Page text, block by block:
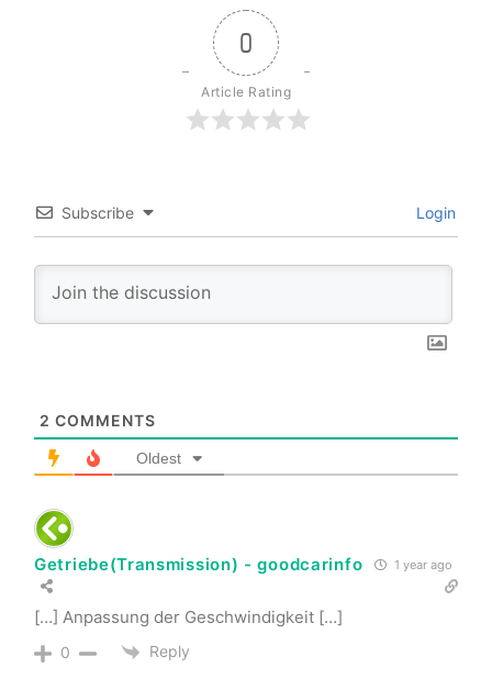
0
Article Rating
Subscribe Login
2 COMMENTS
Oldest
Getriebe(Transmission) - goodcarinfo 1 year ago
[…] Anpassung der Geschwindigkeit […]
0 Reply